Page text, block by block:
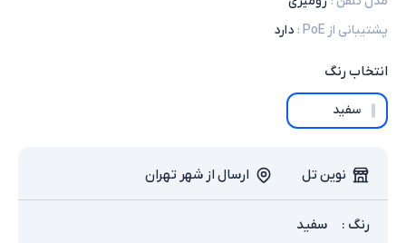
پشتیبانی از PoE
: دارد
انتخابرنگ
سفید
نوین تل ارسال از شهر تهران
رنگ : سفید